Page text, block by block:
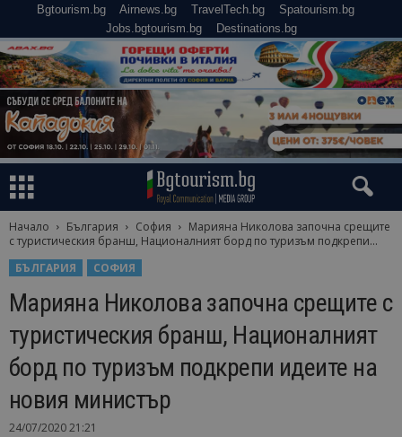
Bgtourism.bg Airnews.bg TravelTech.bg
Spatourism.bg
Jobs.bgtourism.bg
Destinations.bg
Начало България София
Марияна Николова започна срещите
с туристическия бранш, Националният борд по туризъм подкрепи...
БЪЛГАРИЯ
СОФИЯ
Марияна Николова започна срещите с
туристическия бранш, Националният
борд по туризъм подкрепи идеите на
новия министър
24/07/2020 21:21